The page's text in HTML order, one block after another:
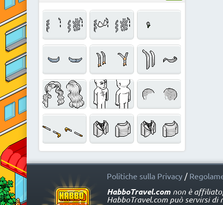
Politiche sulla Privacy/
HabboTravel.comnon è
HabboTravel.com può servirsi